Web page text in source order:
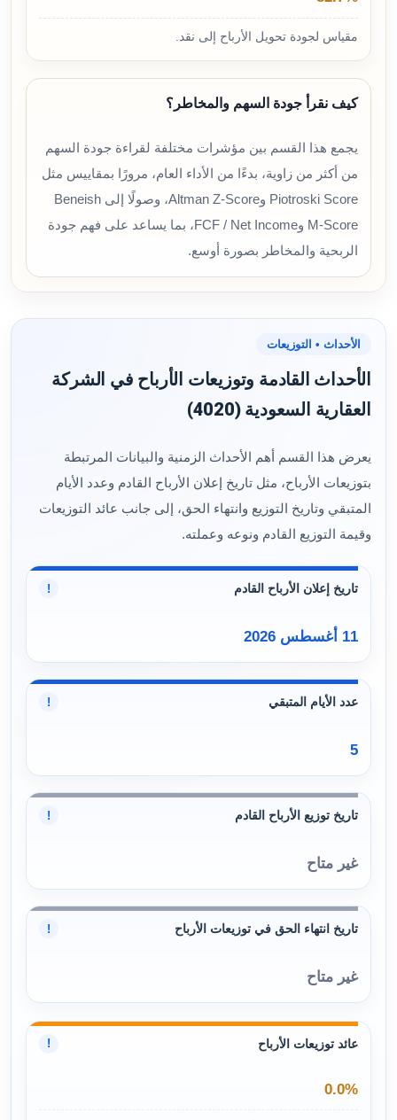
مقياس لجودة تحويل الأرباح إلى نقد.
كيف نقرأ جودة السهم والمخاطر؟
يجمع هذا القسم بين مؤشرات مختلفة لقراءة جودة السهم
من أكثر من زاوية، بدءًا من الأداء العام، مرورًا بمقاييس مثل
Piotroski Score وAltman Z-Score، وصولًا إلى Beneish
M-Score وFCF / Net Income، بما يساعد على فهم جودة
الربحية والمخاطر بصورة أوسع.
الأحداث • التوزيعات
الأحداث القادمة وتوزيعات الأرباح في الشركة
العقارية السعودية (4020)
يعرض هذا القسم أهم الأحداث الزمنية والبيانات المرتبطة
بتوزيعات الأرباح، مثل تاريخ إعلان الأرباح القادم وعدد الأيام
المتبقي وتاريخ التوزيع وانتهاء الحق، إلى جانب عائد التوزيعات
وقيمة التوزيع القادم ونوعه وعملته.
تاريخ إعلان الأرباح القادم !
11 أغسطس 2026
عدد الأيام المتبقي !
5
تاريخ توزيع الأرباح القادم !
غير متاح
تاريخ انتهاء الحق في توزيعات الأرباح !
غير متاح
عائد توزيعات الأرباح !
0.0%